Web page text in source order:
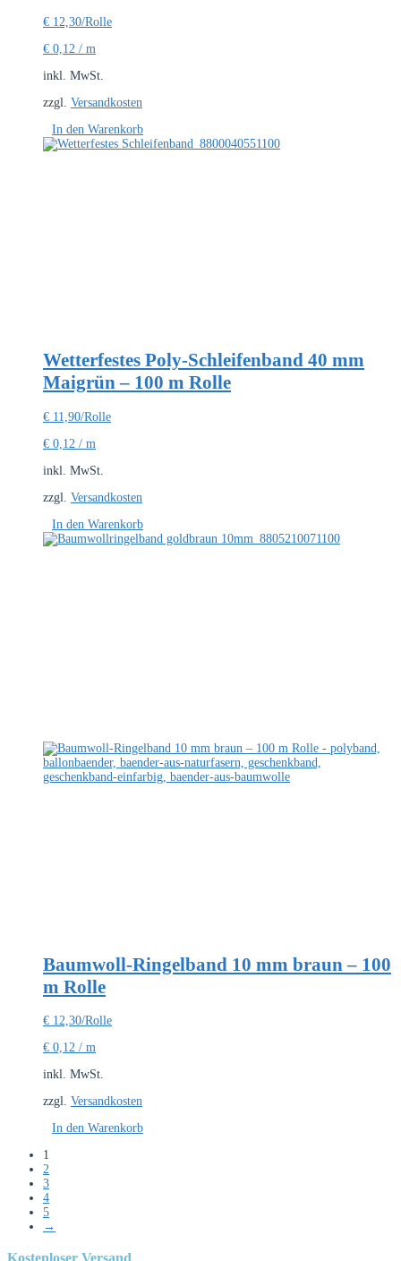
€ 12,30/Rolle
€ 0,12 / m
inkl. MwSt.
zzgl. Versandkosten
In den Warenkorb
Wetterfestes Poly-Schleifenband 40 mm
Maigrün – 100 m Rolle
€ 11,90/Rolle
€ 0,12 / m
inkl. MwSt.
zzgl. Versandkosten
In den Warenkorb
Baumwoll-Ringelband 10 mm braun – 100
m Rolle
€ 12,30/Rolle
€ 0,12 / m
inkl. MwSt.
zzgl. Versandkosten
In den Warenkorb
1
2
3
4
5
→